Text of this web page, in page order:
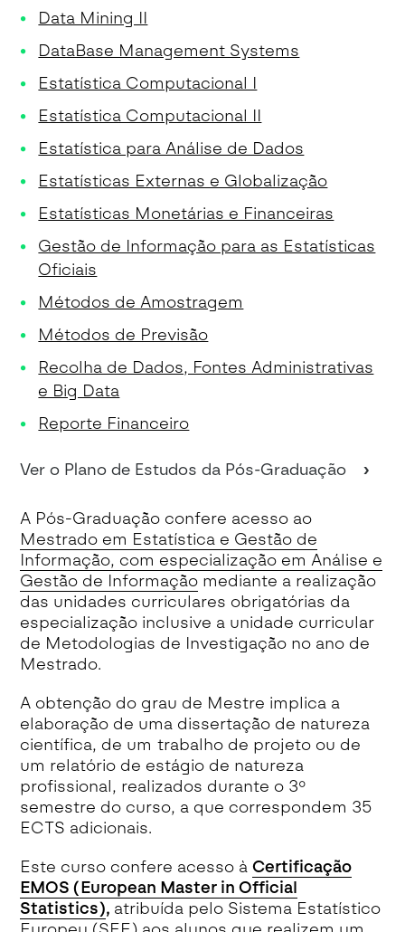
Data Mining II
DataBase Management Systems
Estatística Computacional I
Estatística Computacional II
Estatística para Análise de Dados
Estatísticas Externas e Globalização
Estatísticas Monetárias e Financeiras
Gestão de Informação para as Estatísticas
Oficiais
Métodos de Amostragem
Métodos de Previsão
Recolha de Dados, Fontes Administrativas
e Big Data
Reporte Financeiro
Ver o Plano de Estudos da Pós-Graduação
A Pós-Graduação confere acesso ao
Mestrado em Estatística e Gestão de
Informação, com especialização em Análise e
Gestão de Informação mediante a realização
das unidades curriculares obrigatórias da
especialização inclusive a unidade curricular
de Metodologias de Investigação no ano de
Mestrado.
A obtenção do grau de Mestre implica a
elaboração de uma dissertação de natureza
científica, de um trabalho de projeto ou de
um relatório de estágio de natureza
profissional, realizados durante o 3º
semestre do curso, a que correspondem 35
ECTS adicionais.
Este curso confere acesso à Certificação
EMOS (European Master in Official
Statistics), atribuída pelo Sistema Estatístico